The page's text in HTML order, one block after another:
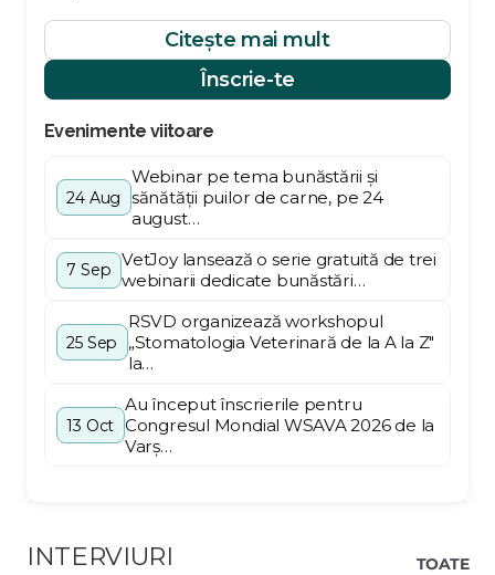
Citește mai mult
Înscrie-te
Evenimente viitoare
24 Aug
Webinar pe tema bunăstării și
sănătății puilor de carne, pe 24
august…
7 Sep VetJoy lansează o serie gratuită de trei
webinarii dedicate bunăstări…
25 Sep
RSVD organizează workshopul
„Stomatologia Veterinară de la A la Z"
la…
13 Oct
Au început înscrierile pentru
Congresul Mondial WSAVA 2026 de la
Varș…
INTERVIURI TOATE